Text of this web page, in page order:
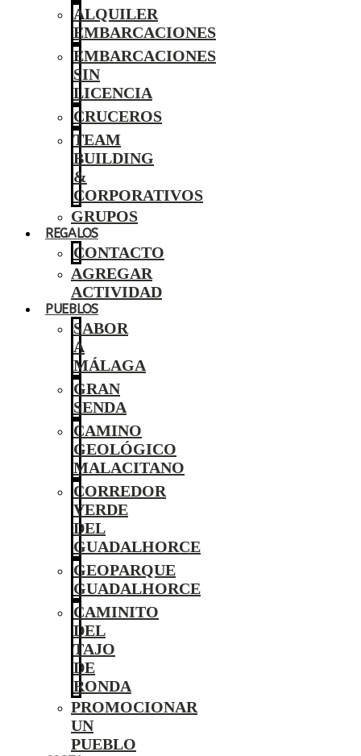
ALQUILER
EMBARCACIONES
EMBARCACIONES
SIN
LICENCIA
CRUCEROS
TEAM
BUILDING
&
CORPORATIVOS
GRUPOS
REGALOS
CONTACTO
AGREGAR
ACTIVIDAD
PUEBLOS
SABOR
A
MÁLAGA
GRAN
SENDA
CAMINO
GEOLÓGICO
MALACITANO
CORREDOR
VERDE
DEL
GUADALHORCE
GEOPARQUE
GUADALHORCE
CAMINITO
DEL
TAJO
DE
RONDA
PROMOCIONAR
UN
PUEBLO